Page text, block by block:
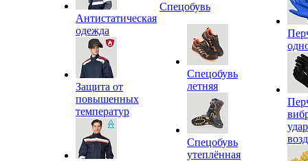
Антистатическая
одежда
Защита от
повышенных
температур
Спецобувь
Спецобувь
летняя
Спецобувь
утеплённая